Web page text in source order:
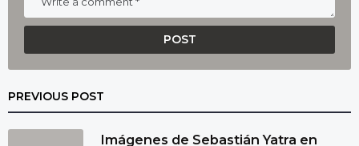
PREVIOUS POST
Imágenes de Sebastián Yatra en